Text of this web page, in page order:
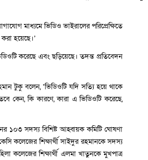
মাধ্যমে ভিডিও ভাইরালের পরিপ্রেক্ষিতে
হয়েছে।’
করেছে এবং ছড়িয়েছে। তদন্ত প্রতিবেদন
টুকু বলেন, ‘ভিডিওটি যদি সত্যি হয়ে থাকে
কেন, কি কারণে, কারা এ ভিডিওটি করেছে,
১০৩ সদস্য বিশিষ্ট আহ্বায়ক কমিটি ঘোষণা
কলেজের শিক্ষার্থী সাইদুর রহমানকে সদস্য
কলেজের শিক্ষার্থী এলমা খাতুনকে মুখপাত্র